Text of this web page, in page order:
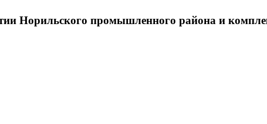
Норильского промышленного района и